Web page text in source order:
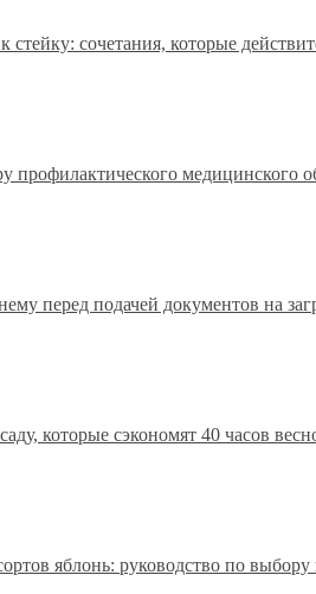
стейку: сочетания, которые
медицинского
перед подачей документов на
которые сэкономят 40 часов
яблонь: руководство по выбору